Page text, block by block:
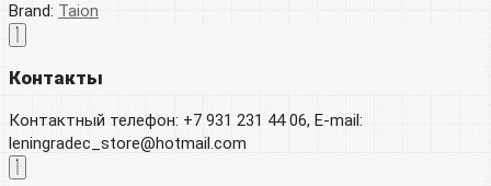
Brand: Taion
Контакты
Контактный телефон: +7 931 231 44 06, E-mail:
leningradec_store@hotmail.com